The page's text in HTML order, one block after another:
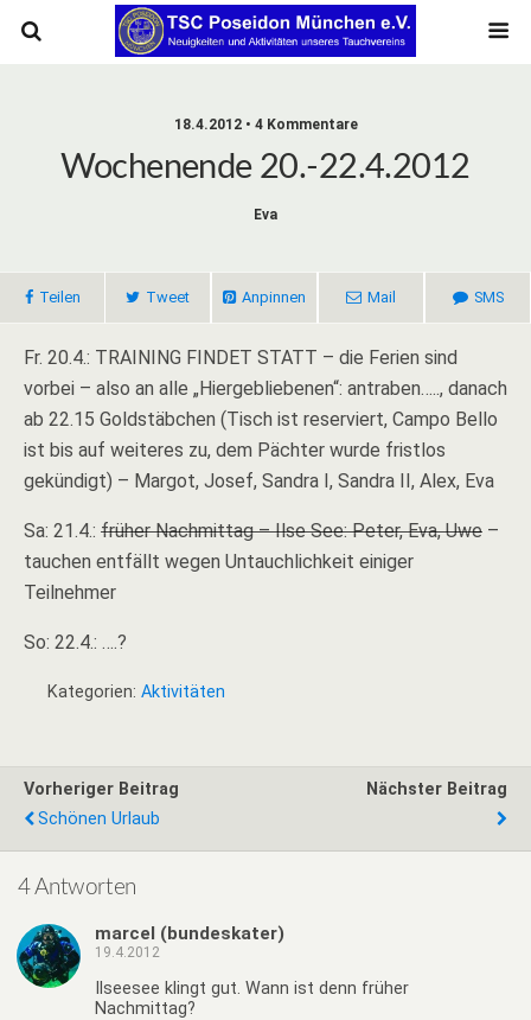
18.4.2012 • 4 Kommentare
Wochenende 20.-22.4.2012
Eva
Teilen Tweet Anpinnen Mail SMS
Fr. 20.4.: TRAINING FINDET STATT – die Ferien sind
vorbei – also an alle „Hiergebliebenen“: antraben….., danach
ab 22.15 Goldstäbchen (Tisch ist reserviert, Campo Bello
ist bis auf weiteres zu, dem Pächter wurde fristlos
gekündigt) – Margot, Josef, Sandra I, Sandra II, Alex, Eva
Sa: 21.4.: früher Nachmittag – Ilse See: Peter, Eva, Uwe –
tauchen entfällt wegen Untauchlichkeit einiger
Teilnehmer
So: 22.4.: ….?
Kategorien: Aktivitäten
Vorheriger Beitrag
Schönen Urlaub
Nächster Beitrag
4 Antworten
marcel (bundeskater)
19.4.2012
Ilseesee klingt gut. Wann ist denn früher
Nachmittag?